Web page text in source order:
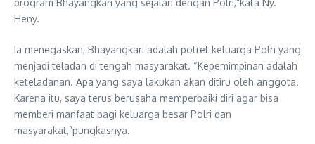
Heny.
Ia menegaskan, Bhayangkari adalah potret keluarga Polri yang
menjadi teladan di tengah masyarakat. “Kepemimpinan adalah
keteladanan. Apa yang saya lakukan akan ditiru oleh anggota.
Karena itu, saya terus berusaha memperbaiki diri agar bisa
memberi manfaat bagi keluarga besar Polri dan
masyarakat,”pungkasnya.